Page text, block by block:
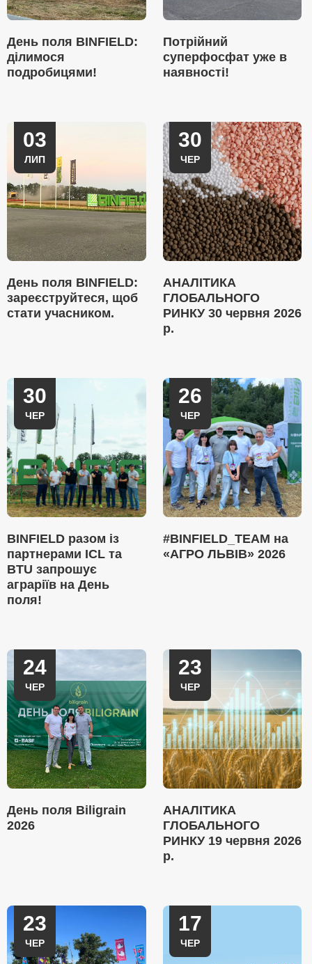
День поля BINFIELD:
ділимося
подробицями!
Потрійний
суперфосфат уже в
наявності!
03
ЛИП
День поля BINFIELD:
зареєструйтеся, щоб
стати учасником.
30
ЧЕР
АНАЛІТИКА
ГЛОБАЛЬНОГО
РИНКУ 30 червня 2026
р.
30
ЧЕР
BINFIELD разом із
партнерами ICL та
BTU запрошує
аграріїв на День
поля!
26
ЧЕР
#BINFIELD_TEAM на
«АГРО ЛЬВІВ» 2026
24
ЧЕР
День поля Biligrain
2026
23
ЧЕР
АНАЛІТИКА
ГЛОБАЛЬНОГО
РИНКУ 19 червня 2026
р.
23
ЧЕР
17
ЧЕР